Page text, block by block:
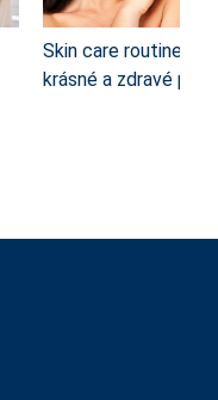
Skin care routine: 4
krásné a zdravé pleti